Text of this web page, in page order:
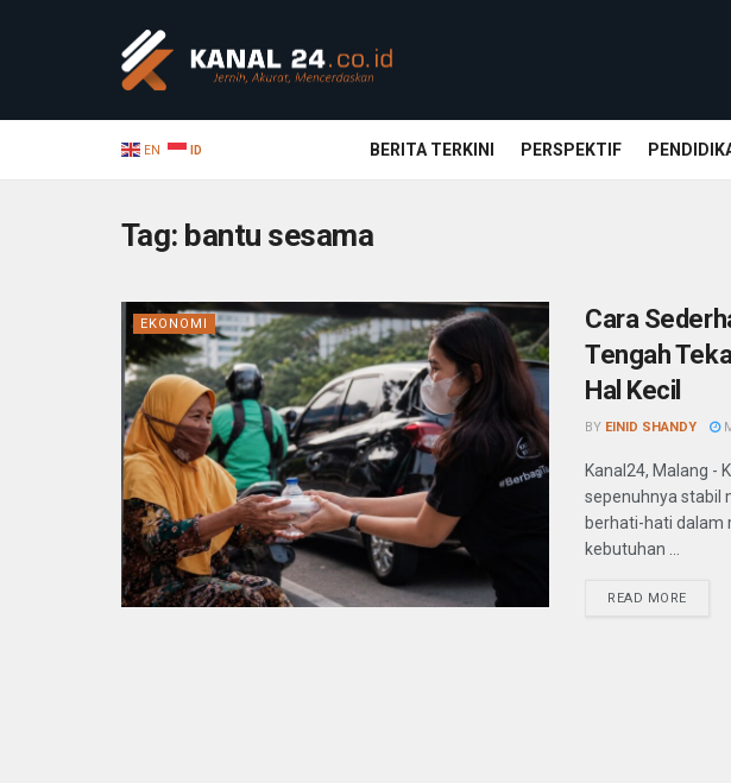
EN ID BERITA TERKINI PERSPEKTIF
Tag: bantu sesama
EKONOMI
Cara
Tengah
Hal Kecil
BY EINID SHANDY
Kanal24, Malang -
sepenuhnya stabil
berhati-hati dalam
kebutuhan ...
READ MORE